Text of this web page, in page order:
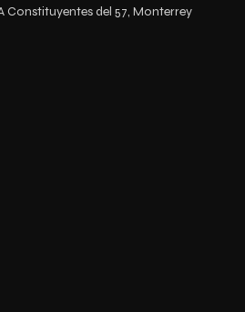
Constituyentes del 57, Monterrey